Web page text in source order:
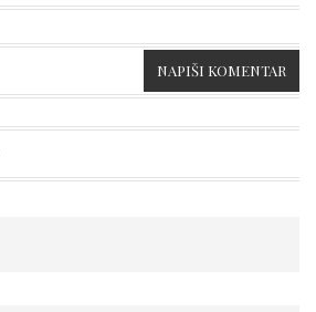
NAPIŠI KOMENTAR